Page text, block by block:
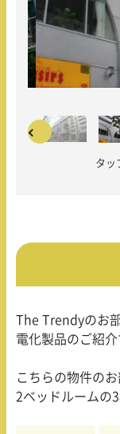
タッ
The Trendyのお
電化製品のご紹介
こちらの物件の
2ベッドルームの3